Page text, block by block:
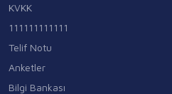
KVKK
111111111111
Telif Notu
Anketler
Bilgi Bankası